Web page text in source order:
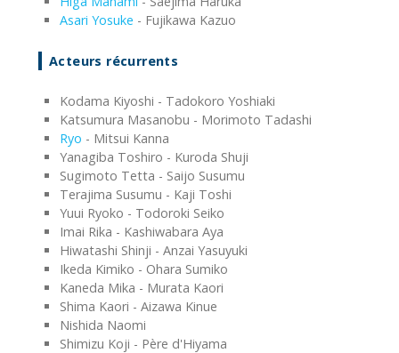
Asari Yosuke - Fujikawa Kazuo
Acteurs récurrents
Kodama Kiyoshi - Tadokoro Yoshiaki
Katsumura Masanobu - Morimoto Tadashi
Ryo - Mitsui Kanna
Yanagiba Toshiro - Kuroda Shuji
Sugimoto Tetta - Saijo Susumu
Terajima Susumu - Kaji Toshi
Yuui Ryoko - Todoroki Seiko
Imai Rika - Kashiwabara Aya
Hiwatashi Shinji - Anzai Yasuyuki
Ikeda Kimiko - Ohara Sumiko
Kaneda Mika - Murata Kaori
Shima Kaori - Aizawa Kinue
Nishida Naomi
Shimizu Koji - Père d'Hiyama